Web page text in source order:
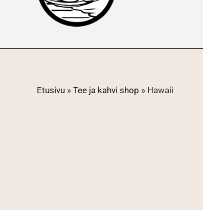
Etusivu » Tee ja kahvi shop » Hawaii